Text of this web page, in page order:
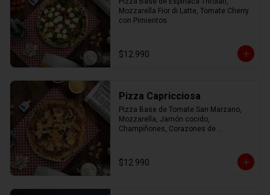
Mozzarella Fior di Latte, Tomate Cherry
con Pimientos.
$12.990
Pizza Capricciosa
Pizza Base de Tomate San Marzano,
Mozzarella, Jamón cocido,
Champiñones, Corazones de
$12.990